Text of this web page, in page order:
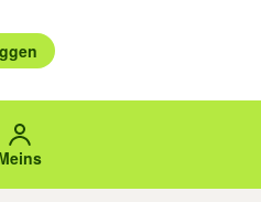
auswählen.
den Pfeiltasten nach oben/